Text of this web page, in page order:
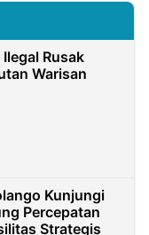
Rusak
Warisan
Kunjungi
Percepatan
Strategis